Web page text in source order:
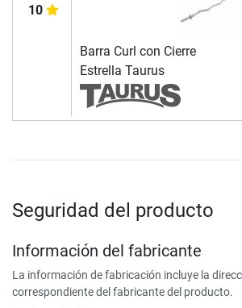
10
Barra Curl con Cierre
Estrella Taurus
Seguridad del producto
Información del fabricante
La información de fabricación incluye la
correspondiente del fabricante del producto.